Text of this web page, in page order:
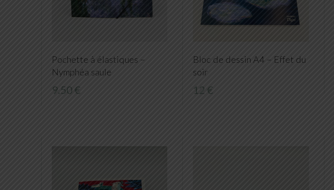
Pochette à élastiques –
Nymphéa saule
9.50 €
Bloc de dessin A4 – Effet du
soir
12 €